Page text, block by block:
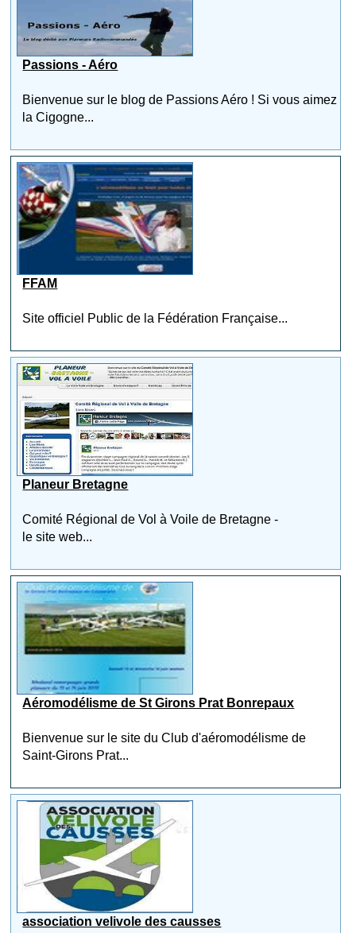
Passions - Aéro
Bienvenue sur le blog de Passions Aéro ! Si vous aimez
la Cigogne...
FFAM
Site officiel Public de la Fédération Française...
Planeur Bretagne
Comité Régional de Vol à Voile de Bretagne -
le site web...
Aéromodélisme de St Girons Prat Bonrepaux
Bienvenue sur le site du Club d'aéromodélisme de
Saint-Girons Prat...
association velivole des causses